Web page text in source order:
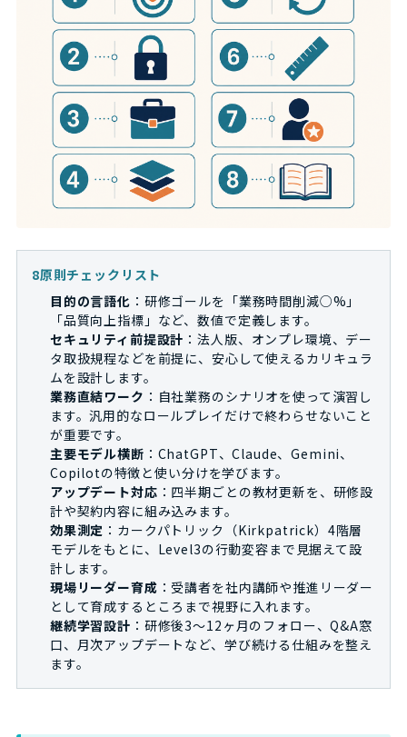
8原則チェックリスト
目的の言語化 ：研修ゴールを「業務時間削減○%」
「品質向上指標」など、数値で定義します。
セキュリティ前提設計 ：法人版、オンプレ環境、デー
タ取扱規程などを前提に、安心して使えるカリキュラ
ムを設計します。
業務直結ワーク ：自社業務のシナリオを使って演習し
ます。汎用的なロールプレイだけで終わらせないこと
が重要です。
主要モデル横断 ：ChatGPT、Claude、Gemini、
Copilotの特徴と使い分けを学びます。
アップデート対応 ：四半期ごとの教材更新を、研修設
計や契約内容に組み込みます。
効果測定 ：カークパトリック（Kirkpatrick）4階層
モデルをもとに、Level3の行動変容まで見据えて設
計します。
現場リーダー育成 ：受講者を社内講師や推進リーダー
として育成するところまで視野に入れます。
継続学習設計 ：研修後3〜12ヶ月のフォロー、Q&A窓
口、月次アップデートなど、学び続ける仕組みを整え
ます。